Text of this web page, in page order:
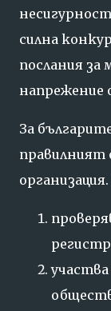
силна
послания за
напрежение
За
правилният